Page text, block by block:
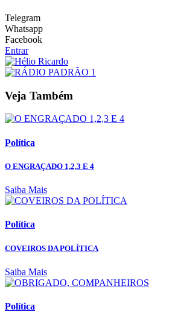
Telegram
Whatsapp
Facebook
Entrar
Veja Também
Política
O ENGRAÇADO 1,2,3 E 4
Saiba Mais
Política
COVEIROS DA POLÍTICA
Saiba Mais
Política